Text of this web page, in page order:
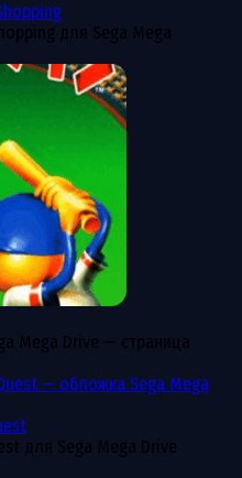
для Sega Mega
Mega Drive — страница
для Sega Mega Drive